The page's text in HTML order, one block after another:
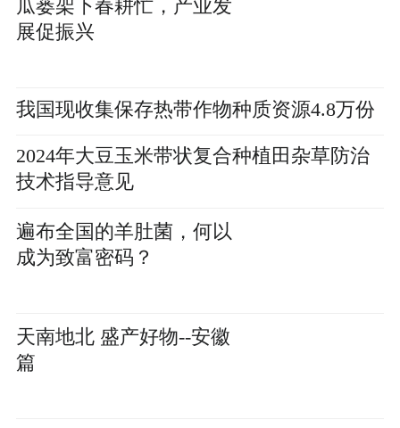
瓜蒌架下春耕忙，产业发
展促振兴
我国现收集保存热带作物种质资源4.8万份
2024年大豆玉米带状复合种植田杂草防治
技术指导意见
遍布全国的羊肚菌，何以
成为致富密码？
天南地北 盛产好物--安徽
篇